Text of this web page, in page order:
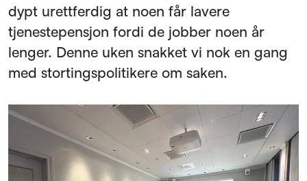
dypt urettferdig at noen får lavere
tjenestepensjon fordi de jobber noen år
lenger. Denne uken snakket vi nok en gang
med stortingspolitikere om saken.